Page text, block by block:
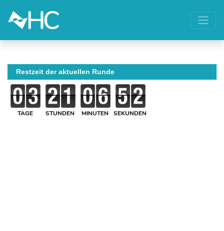
Restzeit der aktuellen Runde
TAGE STUNDEN MINUTEN SEKUNDEN